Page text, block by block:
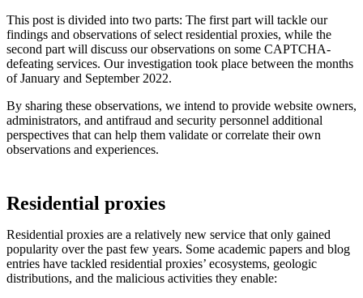
This post is divided into two parts: The first part will tackle our
findings and observations of select residential proxies, while the
second part will discuss our observations on some CAPTCHA-
defeating services. Our investigation took place between the months
of January and September 2022.
By sharing these observations, we intend to provide website owners,
administrators, and antifraud and security personnel additional
perspectives that can help them validate or correlate their own
observations and experiences.
Residential proxies
Residential proxies are a relatively new service that only gained
popularity over the past few years. Some academic papers and blog
entries have tackled residential proxies’ ecosystems, geologic
distributions, and the malicious activities they enable: